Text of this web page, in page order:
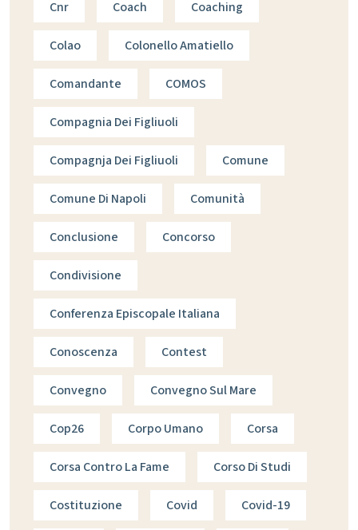
Cnr Coach Coaching
Colao Colonello Amatiello
Comandante COMOS
Compagnia Dei Figliuoli
Compagnja Dei Figliuoli Comune
Comune Di Napoli Comunità
Conclusione Concorso
Condivisione
Conferenza Episcopale Italiana
Conoscenza Contest
Convegno Convegno Sul Mare
Cop26 Corpo Umano Corsa
Corsa Contro La Fame Corso Di Studi
Costituzione Covid Covid-19